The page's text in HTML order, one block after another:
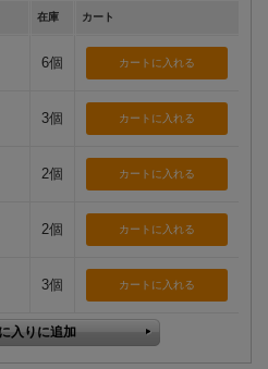
在庫 カート
6個
3個
2個
2個
3個